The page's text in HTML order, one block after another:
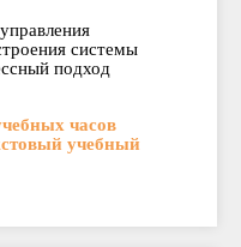
системы
подход
часов
учебный